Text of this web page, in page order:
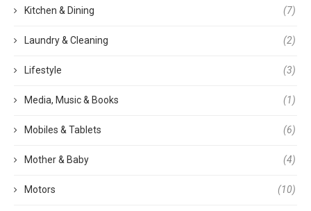
Kitchen & Dining (7)
Laundry & Cleaning (2)
Lifestyle (3)
Media, Music & Books (1)
Mobiles & Tablets (6)
Mother & Baby (4)
Motors (10)